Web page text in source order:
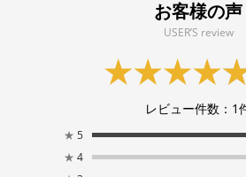
お客様の声
USER’S review
レビュー件数： 1
★ 5
★ 4